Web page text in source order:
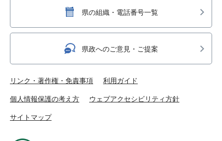
県の組織・電話番号一覧
県政へのご意見・ご提案
リンク・著作権・免責事項 利用ガイド
個人情報保護の考え方 ウェブアクセシビリティ方針
サイトマップ